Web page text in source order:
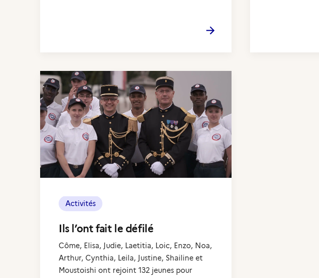
Activités
Ils l’ont fait le défilé
Côme, Elisa, Judie, Laetitia, Loic, Enzo, Noa,
Arthur, Cynthia, Leila, Justine, Shailine et
Moustoishi ont rejoint 132 jeunes pour